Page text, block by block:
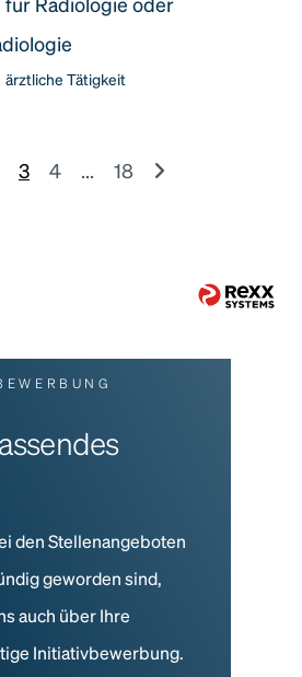
ärztliche Tätigkeit
3 4 ... 18
den Stellenangeboten
geworden sind,
auch über Ihre
Initiativbewerbung.